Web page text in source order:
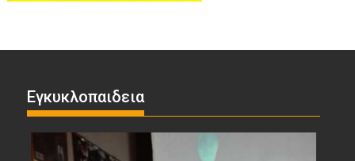
Εγκυκλοπαιδεια